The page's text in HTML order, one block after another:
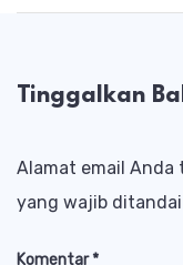
Tinggalkan
Alamat email Anda
yang wajib ditandai
Komentar*